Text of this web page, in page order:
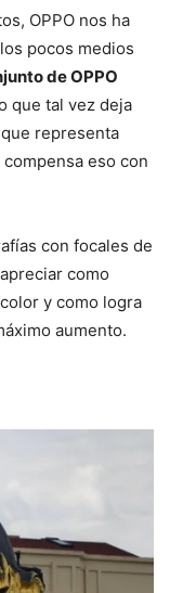
OPPO nos ha
pocos medios
de OPPO
que tal vez deja
representa
eso con
con focales de
como
y como logra
aumento.